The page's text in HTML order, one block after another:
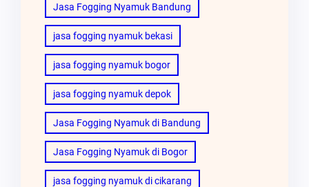
Jasa Fogging Nyamuk Bandung
jasa fogging nyamuk bekasi
jasa fogging nyamuk bogor
jasa fogging nyamuk depok
Jasa Fogging Nyamuk di Bandung
Jasa Fogging Nyamuk di Bogor
jasa fogging nyamuk di cikarang